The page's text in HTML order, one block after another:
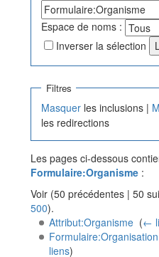
Espace de noms :
Inverser la sélection
Filtres
Masquer les inclusions |
les redirections
Les pages ci-dessous
Formulaire:Organisme :
Voir (50 précédentes | 50
500).
Attribut:Organisme‎ (←
Formulaire:Organisation
liens)